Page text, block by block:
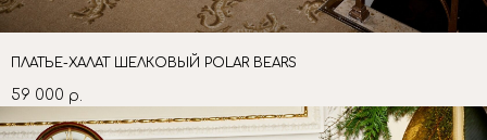
ПЛАТЬЕ-ХАЛАТ ШЕЛКОВЫЙ POLAR BEARS
59 000 р.